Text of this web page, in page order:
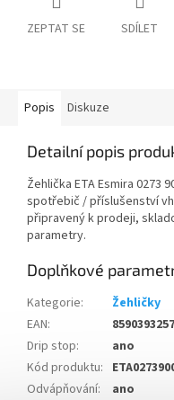
ZEPTAT SE SDÍLET
Popis Diskuze
Detailní popis
Žehlička ETA Esmira 0273
spotřebič / příslušenství
připravený k prodeji,
parametry.
Doplňkové
Kategorie:
Žehličky
EAN:
Drip stop:
ano
Kód produktu:
Odvápňování:
ano